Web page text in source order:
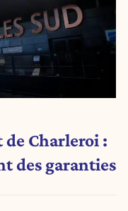
Charleroi :
des garanties